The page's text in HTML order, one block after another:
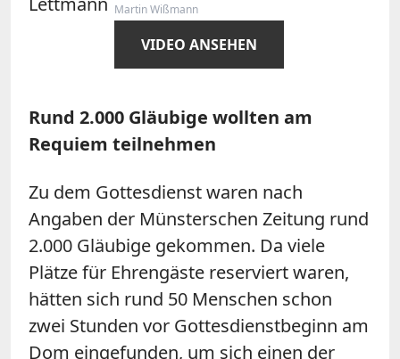
Martin Wißmann
VIDEO ANSEHEN
Rund 2.000 Gläubige wollten am
Requiem teilnehmen
Zu dem Gottesdienst waren nach
Angaben der Münsterschen Zeitung rund
2.000 Gläubige gekommen. Da viele
Plätze für Ehrengäste reserviert waren,
hätten sich rund 50 Menschen schon
zwei Stunden vor Gottesdienstbeginn am
Dom eingefunden, um sich einen der